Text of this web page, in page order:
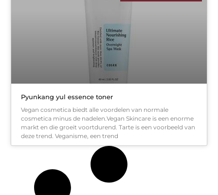
Pyunkang yul essence toner
Vegan cosmetica biedt alle voordelen van normale
cosmetica minus de nadelen.Vegan Skincare is een enorme
markt en die groeit voortdurend. Tarte is een voorbeeld van
deze trend. Veganisme, een trend